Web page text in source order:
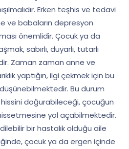
Erken teşhis ve tedavi
ve babaların depresyon
önemlidir. Çocuk ya da
sabırlı, duyarlı, tutarlı
Zaman zaman anne ve
yaptığın, ilgi çekmek için bu
Bu durum
hissini doğurabileceği, çocuğun
yol açabilmektedir.
bir hastalık olduğu aile
çocuk ya da ergen içinde